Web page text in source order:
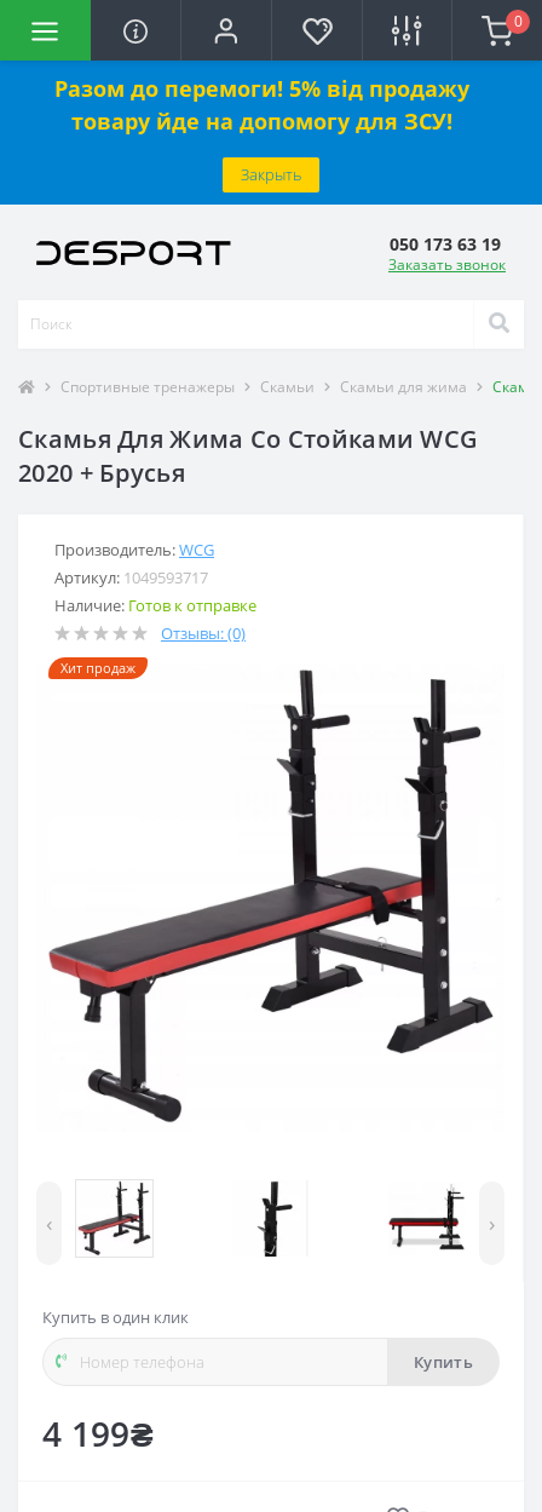
Разом до перемоги! 5% від продажу
товару йде на допомогу для ЗСУ!
Закрыть
0
050 173 63 19
Заказать звонок
Спортивные тренажеры Скамьи Скамьи для жима
Скамья Для Жима Со Стойками WCG
2020 + Брусья
Производитель:WCG
Артикул: 1049593717
Наличие: Готов к отправке
Отзывы: (0)
Хит продаж
‹ ›
4 199₴
Купить в один клик
Купить